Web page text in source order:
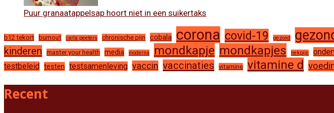
Puur granaatappelsap hoort niet in een suikertaks
b12 tekort burnout carla peeters chronische pijn cobala corona covid-19 gezond
kinderen master your health media moderna mondkapje mondkapjes nekpijn
testbeleid testen testsamenleving vaccin vaccinaties vitamine vitamine d
Recent